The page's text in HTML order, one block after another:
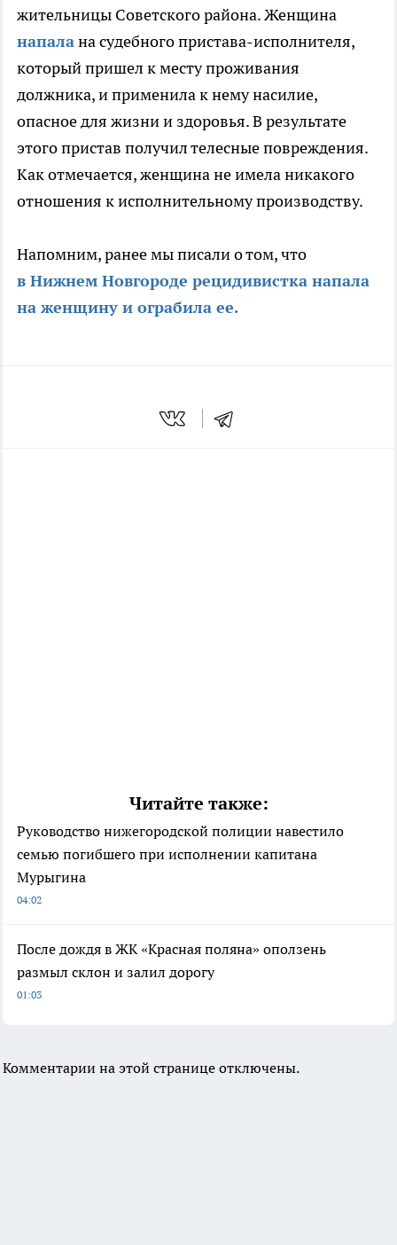
жительницы Советского района. Женщина
напалана судебного пристава-исполнителя,
который пришел к месту проживания
должника, и применила к нему насилие,
опасное для жизни и здоровья. В результате
этого пристав получил телесные повреждения.
Как отмечается, женщина не имела никакого
отношения к исполнительному производству.
Напомним, ранее мы писали о том, что
в Нижнем Новгороде рецидивистка напала
на женщину и ограбила ее.
Читайте также:
Руководство нижегородской полиции навестило
семью погибшего при исполнении капитана
Мурыгина
04:02
После дождя в ЖК «Красная поляна» оползень
размыл склон и залил дорогу
01:03
Комментарии на этой странице отключены.